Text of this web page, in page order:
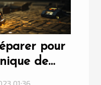
pour
de